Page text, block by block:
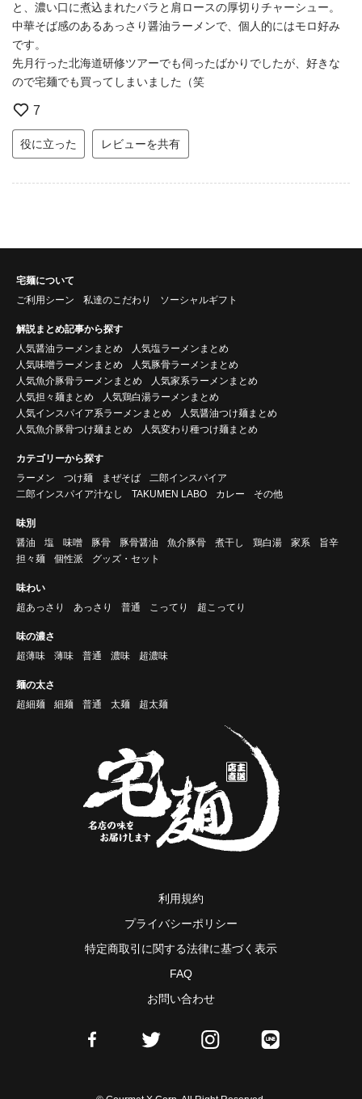
と、濃い口に煮込まれたバラと肩ロースの厚切りチャーシュー。
中華そば感のあるあっさり醤油ラーメンで、個人的にはモロ好み
です。
先月行った北海道研修ツアーでも伺ったばかりでしたが、好きな
ので宅麺でも買ってしまいました（笑
7
役に立った レビューを共有
宅麺について
ご利用シーン
私達のこだわり ソーシャルギフト
解説まとめ記事から探す
人気醤油ラーメンまとめ
人気塩ラーメンまとめ
人気味噌ラーメンまとめ
人気豚骨ラーメンまとめ
人気魚介豚骨ラーメンまとめ
人気家系ラーメンまとめ
人気担々麺まとめ
人気鶏白湯ラーメンまとめ
人気インスパイア系ラーメンまとめ
人気醤油つけ麺まとめ
人気魚介豚骨つけ麺まとめ
人気変わり種つけ麺まとめ
カテゴリーから探す
ラーメン
つけ麺 まぜそば
二郎インスパイア
二郎インスパイア汁なし
TAKUMEN LABO カレー その他
味別
醤油
塩 味噌 豚骨 豚骨醤油 魚介豚骨 煮干し 鶏白湯 家系
旨辛
担々麺
個性派 グッズ・セット
味わい
超あっさり
あっさり 普通 こってり 超こってり
味の濃さ
超薄味
薄味 普通 濃味 超濃味
麺の太さ
超細麺
細麺 普通 太麺 超太麺
利用規約
プライバシーポリシー
特定商取引に関する法律に基づく表示
FAQ
お問い合わせ